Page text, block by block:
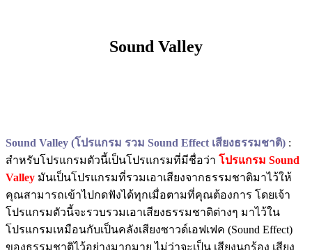
Sound Valley
Sound Valley (โปรแกรม รวม Sound Effect เสียงธรรมชาติ) :
สำหรับโปรแกรมตัวนี้เป็นโปรแกรมที่มีชื่อว่า โปรแกรม Sound
Valley มันเป็นโปรแกรมที่รวมเอาเสียงจากธรรมชาติมาไว้ให้
คุณสามารถเข้าไปกดฟังได้ทุกเมื่อตามที่คุณต้องการ โดยเจ้า
โปรแกรมตัวนี้จะรวบรวมเอาเสียงธรรมชาติต่างๆ มาไว้ใน
โปรแกรมเหมือนกับเป็นคลังเสียงซาวด์เอฟเฟค (Sound Effect)
ของธรรมชาติไว้อย่างมากมาย ไม่ว่าจะเป็น เสียงนกร้อง เสียง